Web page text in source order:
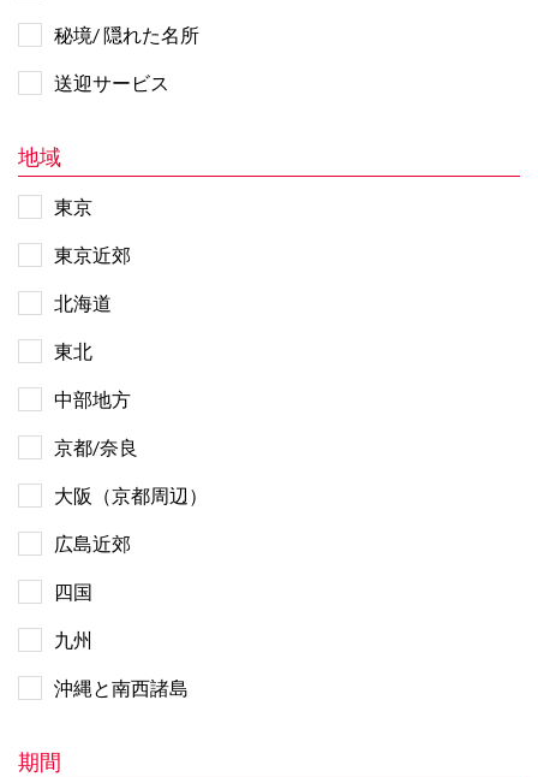
秘境/ 隠れた名所
送迎サービス
地域
東京
東京近郊
北海道
東北
中部地方
京都/奈良
大阪（京都周辺）
広島近郊
四国
九州
沖縄と南西諸島
期間